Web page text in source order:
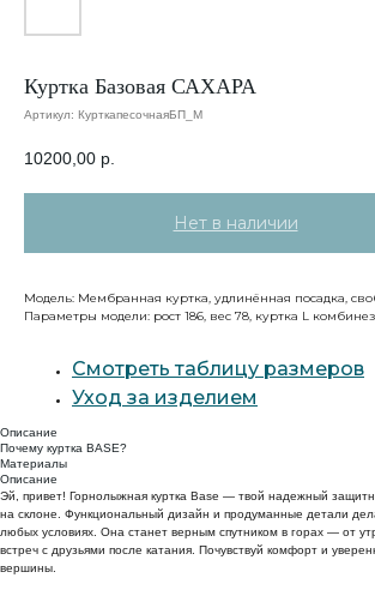
Куртка Базовая САХАРА
Артикул: КурткапесочнаяБП_М
10200,00 р.
Модель: Мембранная куртка, удлинённая посадка,
Параметры модели: рост 186, вес 78, куртка L
Смотреть таблицу размеров
Уход за изделием
Описание
Почему куртка BASE?
Материалы
Описание
Эй, привет! Горнолыжная куртка Base — твой надежный
на склоне. Функциональный дизайн и продуманные детали
любых условиях. Она станет верным спутником в горах — от
встреч с друзьями после катания. Почувствуй комфорт и
вершины.